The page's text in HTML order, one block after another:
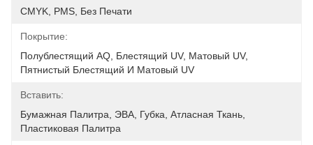
CMYK, PMS, Без Печати
Покрытие:
Полублестящий AQ, Блестящий UV, Матовый UV,
Пятнистый Блестящий И Матовый UV
Вставить:
Бумажная Палитра, ЭВА, Губка, Атласная Ткань,
Пластиковая Палитра